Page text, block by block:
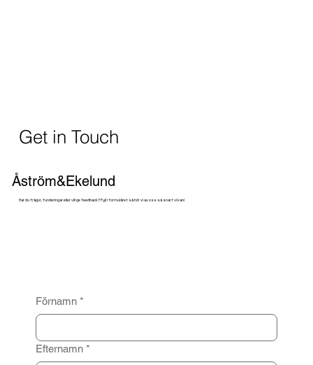
Get in Touch
Åström&Ekelund
Har du frågor, funderingar eller vill ge feedback? Fyll i formuläret så hör vi av oss så snart vi kan!
Förnamn *
Efternamn *